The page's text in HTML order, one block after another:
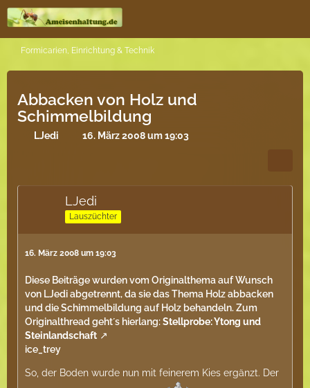
Formicarien, Einrichtung & Technik
Abbacken von Holz und
Schimmelbildung
LJedi 16. März 2008 um 19:03
LJedi
Lauszüchter
16. März 2008 um 19:03
Diese Beiträge wurden vom Originalthema auf Wunsch
von LJedi abgetrennt, da sie das Thema Holz abbacken
und die Schimmelbildung auf Holz behandeln. Zum
Originalthread geht´s hierlang:Stellprobe: Ytong und
Steinlandschaft
ice_trey
So, der Boden wurde nun mit feinerem Kies ergänzt. Der